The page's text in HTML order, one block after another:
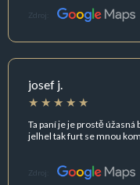
Zdroj:
josef j.
Ta paní je je prostě
jelhel tak furt se mnou
Zdroj: